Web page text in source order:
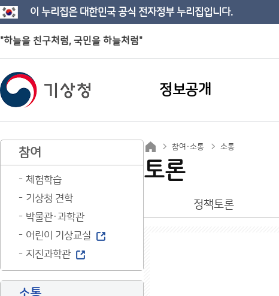
이 누리집은 대한민국 공식 전자정부 누리집입니다.
"하늘을 친구처럼, 국민을 하늘처럼"
정보공개
참여
체험학습
기상청 견학
박물관·과학관
어린이 기상교실
지진과학관
참여·소통 소통
토론
정책토론